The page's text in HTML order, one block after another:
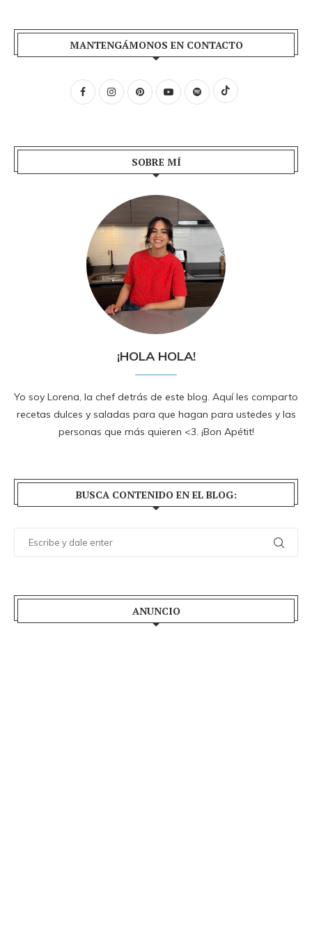
MANTENGÁMONOS EN CONTACTO
SOBRE MÍ
¡HOLA HOLA!
Yo soy Lorena, la chef detrás de este blog. Aquí les comparto
recetas dulces y saladas para que hagan para ustedes y las
personas que más quieren <3. ¡Bon Apétit!
BUSCA CONTENIDO EN EL BLOG:
ANUNCIO